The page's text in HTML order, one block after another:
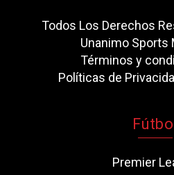
Todos Los Derechos
Unanimo Sports
Términos y
Políticas de
Fútbol
Premier